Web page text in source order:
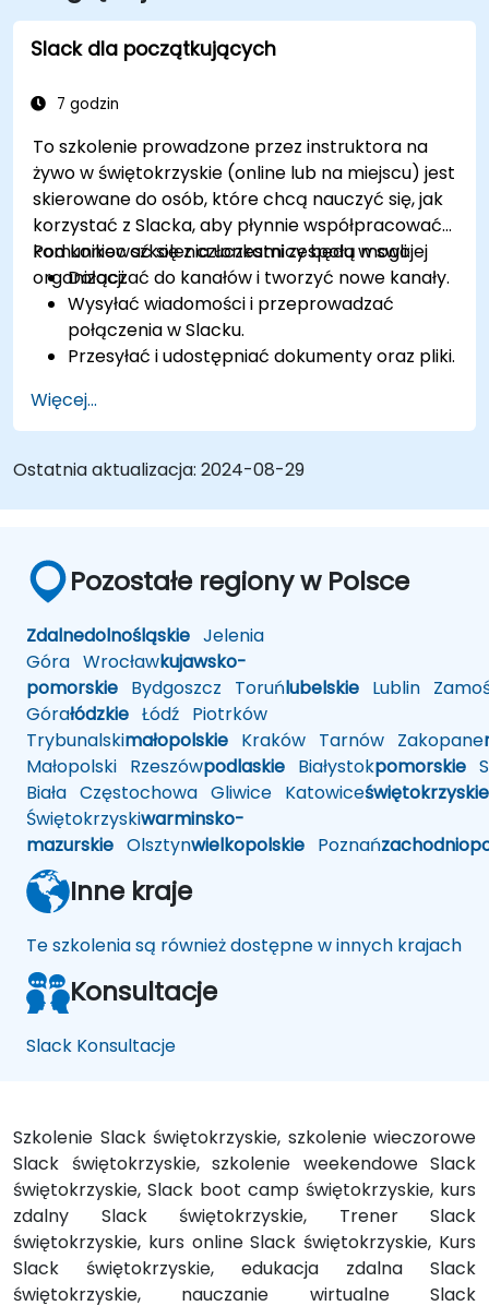
co ułatwia dojazd uczestnikom korzystającym z
komunikacji miejskiej.
Slack dla początkujących
7 godzin
To szkolenie prowadzone przez instruktora na
żywo w świętokrzyskie (online lub na miejscu) jest
skierowane do osób, które chcą nauczyć się, jak
korzystać z Slacka, aby płynnie współpracować i
komunikować się z członkami zespołu w swojej
organizacji.
Pod koniec szkolenia uczestnicy będą mogli:
Dołączać do kanałów i tworzyć nowe kanały.
Wysyłać wiadomości i przeprowadzać
połączenia w Slacku.
Przesyłać i udostępniać dokumenty oraz pliki.
własnym obszarem roboczym.
Więcej...
Ostatnia aktualizacja: 2024-08-29
Pozostałe regiony w Polsce
Zdalnedolnośląskie Jelenia
Góra Wrocławkujawsko-
pomorskie Bydgoszcz Toruńlubelskie Lublin
Górałódzkie Łódź Piotrków
Trybunalskimałopolskie Kraków Tarnów Zakopane
Małopolski Rzeszówpodlaskie Białystokpomorskie
Biała Częstochowa Gliwice Katowiceświętokrzyskie
Świętokrzyskiwarminsko-
mazurskie Olsztynwielkopolskie Poznań
Inne kraje
Te szkolenia są również dostępne w innych krajach
Konsultacje
Slack Konsultacje
Szkolenie Slack świętokrzyskie, szkolenie wieczorowe
Slack świętokrzyskie, szkolenie weekendowe Slack
świętokrzyskie, Slack boot camp świętokrzyskie, kurs
zdalny Slack świętokrzyskie, Trener Slack
świętokrzyskie, kurs online Slack świętokrzyskie, Kurs
Slack świętokrzyskie, edukacja zdalna Slack
świętokrzyskie, nauczanie wirtualne Slack